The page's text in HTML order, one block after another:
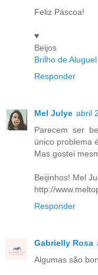
Feliz Páscoa!
♥
Beijos
Brilho de Aluguel
Responder
Mel Julye abril
Parecem ser
único problema
Mas gostei
Beijinhos! Mel
http://
Responder
Gabrielly Rosa
Algumas são